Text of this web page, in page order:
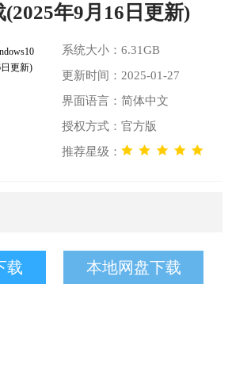
年9月16日更新)
系统大小：6.31GB
更新时间：2025-01-27
界面语言：简体中文
授权方式：官方版
推荐星级：
载 本地网盘下载